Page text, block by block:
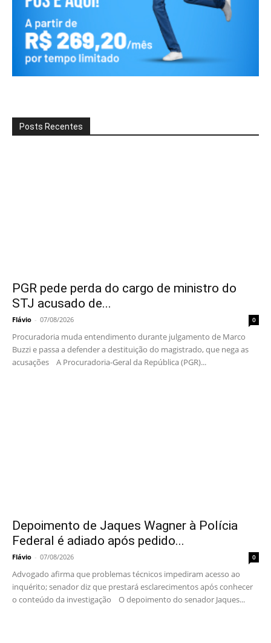
Posts Recentes
PGR pede perda do cargo de ministro do
STJ acusado de...
Flávio - 07/08/2026 0
Procuradoria muda entendimento durante julgamento de Marco
Buzzi e passa a defender a destituição do magistrado, que nega as
acusações A Procuradoria-Geral da República (PGR)...
Depoimento de Jaques Wagner à Polícia
Federal é adiado após pedido...
Flávio - 07/08/2026 0
Advogado afirma que problemas técnicos impediram acesso ao
inquérito; senador diz que prestará esclarecimentos após conhecer
o conteúdo da investigação O depoimento do senador Jaques...